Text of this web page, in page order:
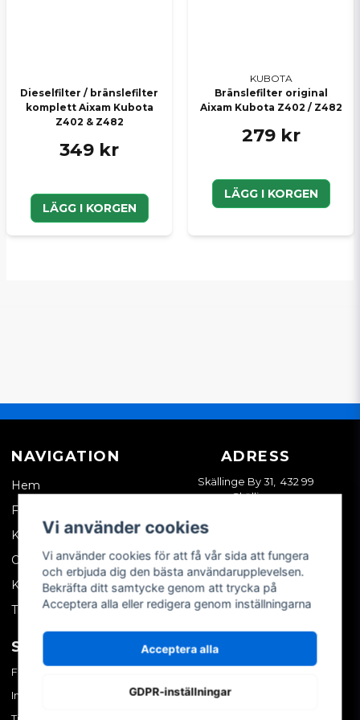
Dieselfilter / bränslefilter
komplett Aixam Kubota
Z402 & Z482
349 kr
LÄGG I KORGEN
KUBOTA
Bränslefilter original
Aixam Kubota Z402 / Z482
279 kr
LÄGG I KORGEN
NAVIGATION
Hem
Företagskund
Kontakta oss
Om oss
Köpvillkor
Tips & trix
ADRESS
Skällinge By 31, 432 99
Skällinge
SOCIALA MEDIER
Facebook
Instagram
MITT KONTO
Skapa konto
Vi använder cookies
Vi använder cookies för att få vår sida att fungera
och erbjuda dig den bästa användarupplevelsen.
Bekräfta ditt samtycke genom att trycka på
Acceptera alla eller redigera genom inställningarna
Acceptera alla
GDPR-inställningar